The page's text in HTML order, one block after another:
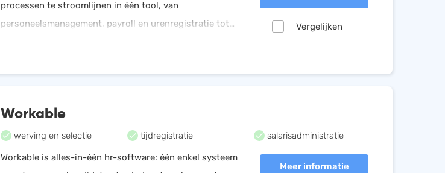
processen te stroomlijnen in één tool, van
personeelsmanagement, payroll en urenregistratie tot
Vergelijken
Workable
werving en selectie tijdregistratie
salarisadministratie
Workable is alles-in-één hr-software: één enkel systeem
Meer informatie